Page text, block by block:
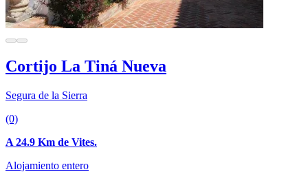
Cortijo La Tiná Nueva
Segura de la Sierra
(0)
A 24.9 Km de Vites.
Alojamiento entero